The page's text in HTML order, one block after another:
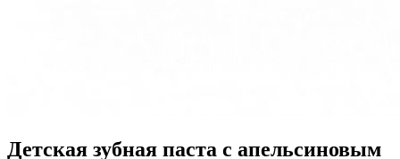
Детская зубная паста с апельсиновым